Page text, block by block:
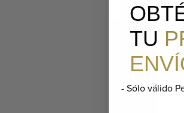
TU
- Sólo válido